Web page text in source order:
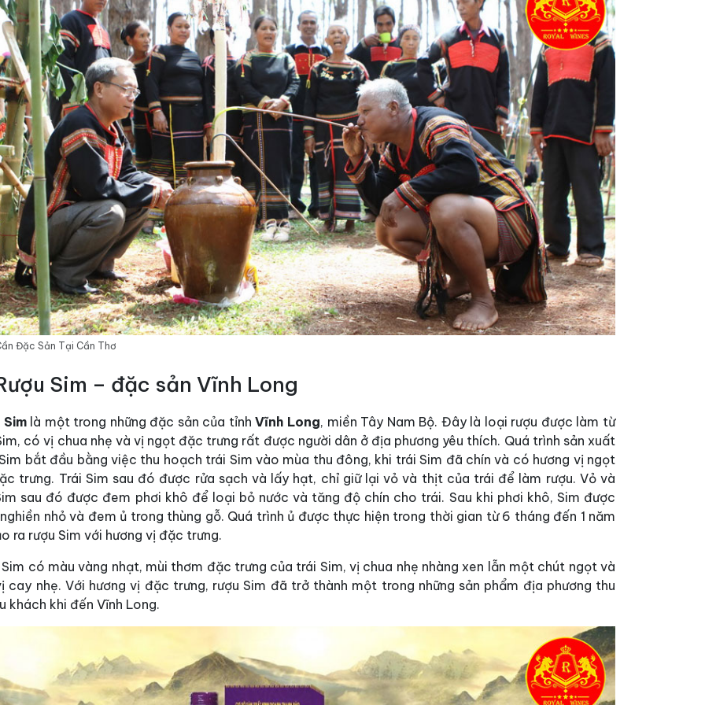
Đặc Sản Tại Cần Thơ
Sim – đặc sản Vĩnh Long
Simlà một trong những đặc sản của tỉnhVĩnh Long, miền Tây Nam Bộ. Đây là loại rượu được làm từ
có vị chua nhẹ và vị ngọt đặc trưng rất được người dân ở địa phương yêu thích. Quá trình sản xuất
bắt đầu bằng việc thu hoạch trái Sim vào mùa thu đông, khi trái Sim đã chín và có hương vị ngọt
trưng. Trái Sim sau đó được rửa sạch và lấy hạt, chỉ giữ lại vỏ và thịt của trái để làm rượu. Vỏ và
sau đó được đem phơi khô để loại bỏ nước và tăng độ chín cho trái. Sau khi phơi khô, Sim được
nhỏ và đem ủ trong thùng gỗ. Quá trình ủ được thực hiện trong thời gian từ 6 tháng đến 1 năm
ra rượu Sim với hương vị đặc trưng.
Sim có màu vàng nhạt, mùi thơm đặc trưng của trái Sim, vị chua nhẹ nhàng xen lẫn một chút ngọt và
cay nhẹ. Với hương vị đặc trưng, rượu Sim đã trở thành một trong những sản phẩm địa phương thu
khách khi đến Vĩnh Long.